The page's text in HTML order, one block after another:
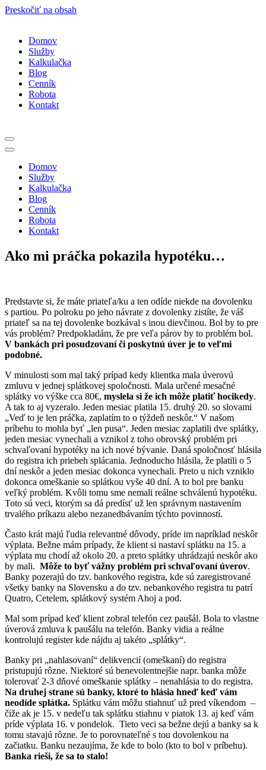
Preskočiť na obsah
Domov
Služby
Kalkulačka
Blog
Cenník
Robota
Kontakt
Menu
navigácie
Menu
navigácieDomov
Služby
Kalkulačka
Blog
Cenník
Robota
Kontakt
Ako mi práčka pokazila hypotéku…
Predstavte si, že máte priateľa/ku a ten odíde niekde na dovolenku
s partiou. Po polroku po jeho návrate z dovolenky zistíte, že váš
priateľ sa na tej dovolenke bozkával s inou dievčinou. Bol by to pre
vás problém? Predpokladám, že pre veľa párov by to problém bol.
V bankách pri posudzovaní či poskytnú úver je to veľmi
podobné.
V minulosti som mal taký prípad kedy klientka mala úverovú
zmluvu v jednej splátkovej spoločnosti. Mala určené mesačné
splátky vo výške cca 80€, myslela si že ich môže platiť hocikedy.
A tak to aj vyzeralo. Jeden mesiac platila 15. druhý 20. so slovami
„Veď to je len práčka, zaplatím to o týždeň neskôr.“ V našom
príbehu to mohla byť „len pusa“. Jeden mesiac zaplatili dve splátky,
jeden mesiac vynechali a vznikol z toho obrovský problém pri
schvaľovaní hypotéky na ich nové bývanie. Daná spoločnosť hlásila
do registra ich priebeh splácania. Jednoducho hlásila, že platili o 5
dní neskôr a jeden mesiac dokonca vynechali. Preto u nich vzniklo
dokonca omeškanie so splátkou vyše 40 dní. A to bol pre banku
veľký problém. Kvôli tomu sme nemali reálne schválenú hypotéku.
Toto sú veci, ktorým sa dá predísť už len správnym nastavením
trvalého príkazu alebo nezanedbávaním týchto povinností.
Často krát majú ľudia relevantné dôvody, príde im napríklad neskôr
výplata. Bežne mám prípady, že klient si nastaví splátku na 15. a
výplata mu chodí až okolo 20. a preto splátky uhrádzajú neskôr ako
by mali. Môže to byť vážny problém pri schvaľovaní úverov.
Banky pozerajú do tzv. bankového registra, kde sú zaregistrované
všetky banky na Slovensku a do tzv. nebankového registra tu patrí
Quatro, Cetelem, splátkový systém Ahoj a pod.
Mal som prípad keď klient zobral telefón cez paušál. Bola to vlastne
úverová zmluva k paušálu na telefón. Banky vidia a reálne
kontrolujú register kde nájdu aj takéto „splátky“.
Banky pri „nahlasovaní“ delikvencií (omeškaní) do registra
pristupujú rôzne. Niektoré sú benevolentnejšie napr. banka môže
tolerovať 2-3 dňové omeškanie splátky – nenahlásia to do registra.
Na druhej strane sú banky, ktoré to hlásia hneď keď vám
neodíde splátka. Splátku vám môžu stiahnuť už pred víkendom –
čiže ak je 15. v nedeľu tak splátku stiahnu v piatok 13. aj keď vám
príde výplata 16. v pondelok. Tieto veci sa bežne dejú a banky sa k
tomu stavajú rôzne. Je to porovnateľné s tou dovolenkou na
začiatku. Banku nezaujíma, že kde to bolo (kto to bol v príbehu).
Banka rieši, že sa to stalo!